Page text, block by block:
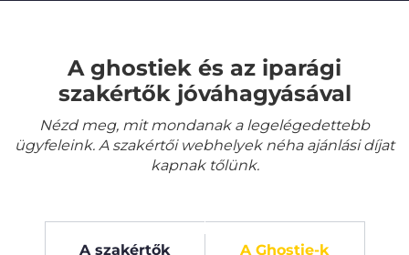
A ghostiek és az iparági
szakértők jóváhagyásával
Nézd meg, mit mondanak a legelégedettebb
ügyfeleink. A szakértői webhelyek néha ajánlási díjat
kapnak tőlünk.
A szakértők A Ghostie-k